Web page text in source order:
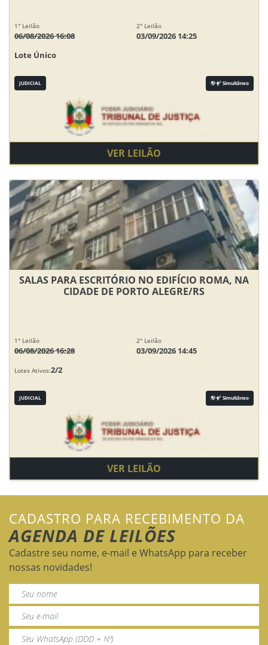
1° Leilão
06/08/2026 16:08
2° Leilão
03/09/2026 14:25
Lote Único
JUDICIAL Simultâneo
VER LEILÃO
SALAS PARA ESCRITÓRIO NO EDIFÍCIO ROMA, NA
CIDADE DE PORTO ALEGRE/RS
1° Leilão
06/08/2026 16:28
2° Leilão
03/09/2026 14:45
Lotes Ativos:2/2
JUDICIAL Simultâneo
VER LEILÃO
CADASTRO PARA RECEBIMENTO DA
AGENDA DE LEILÕES
Cadastre seu nome, e-mail e WhatsApp para receber
nossas novidades!